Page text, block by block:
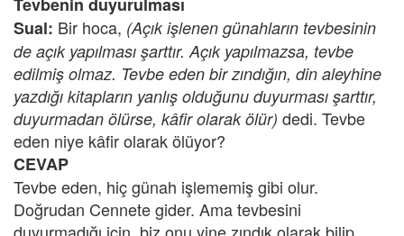
Sual: Bir hoca, (Açık işlenen günahların tevbesinin
de açık yapılması şarttır. Açık yapılmazsa, tevbe
edilmiş olmaz. Tevbe eden bir zındığın, din aleyhine
yazdığı kitapların yanlış olduğunu duyurması şarttır,
duyurmadan ölürse, kâfir olarak ölür) dedi. Tevbe
eden niye kâfir olarak ölüyor?
CEVAP
Tevbe eden, hiç günah işlememiş gibi olur.
Doğrudan Cennete gider. Ama tevbesini